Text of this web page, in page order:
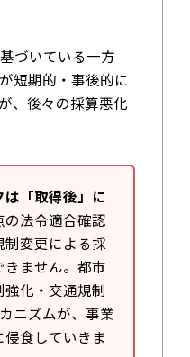
づいている一方
短期的・事後的に
、後々の採算悪化
「取得後」に
の法令適合確認
変更による採
ません。都市
化・交通規制
ニズムが、事業
食していきま